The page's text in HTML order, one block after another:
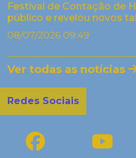
Festival de Contação de
público e revelou novos
08/07/2026 09:49
Ver todas as notícias
Redes Sociais